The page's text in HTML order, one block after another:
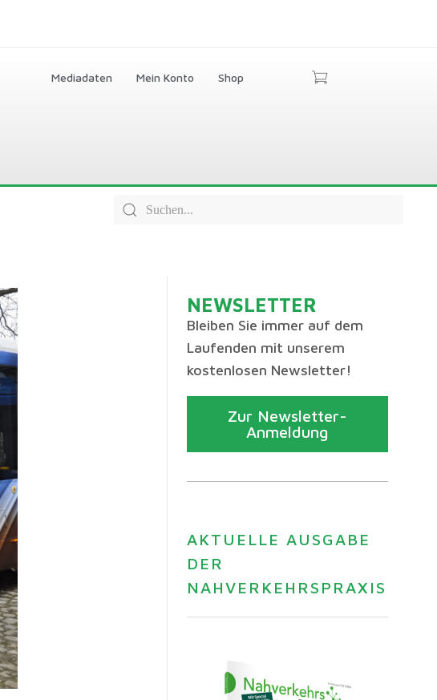
Mediadaten Mein Konto Shop
NEWSLETTER
Bleiben Sie immer auf dem
Laufenden mit unserem
kostenlosen Newsletter!
Zur Newsletter-
Anmeldung
AKTUELLE AUSGABE
DER
NAHVERKEHRSPRAXIS